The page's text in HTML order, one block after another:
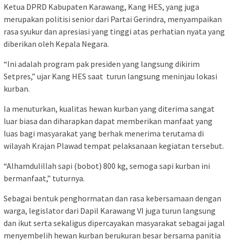
Ketua DPRD Kabupaten Karawang, Kang HES, yang juga
merupakan politisi senior dari Partai Gerindra, menyampaikan
rasa syukur dan apresiasi yang tinggi atas perhatian nyata yang
diberikan oleh Kepala Negara.
“Ini adalah program pak presiden yang langsung dikirim
Setpres,” ujar Kang HES saat turun langsung meninjau lokasi
kurban.
Ia menuturkan, kualitas hewan kurban yang diterima sangat
luar biasa dan diharapkan dapat memberikan manfaat yang
luas bagi masyarakat yang berhak menerima terutama di
wilayah Krajan Plawad tempat pelaksanaan kegiatan tersebut.
“Alhamdulillah sapi (bobot) 800 kg, semoga sapi kurban ini
bermanfaat,” tuturnya.
Sebagai bentuk penghormatan dan rasa kebersamaan dengan
warga, legislator dari Dapil Karawang VI juga turun langsung
dan ikut serta sekaligus dipercayakan masyarakat sebagai jagal
menyembelih hewan kurban berukuran besar bersama panitia